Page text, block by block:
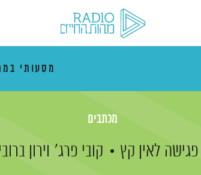
מסעותי
מכתבים
פגישה לאין קץ קובי פרג' וירון